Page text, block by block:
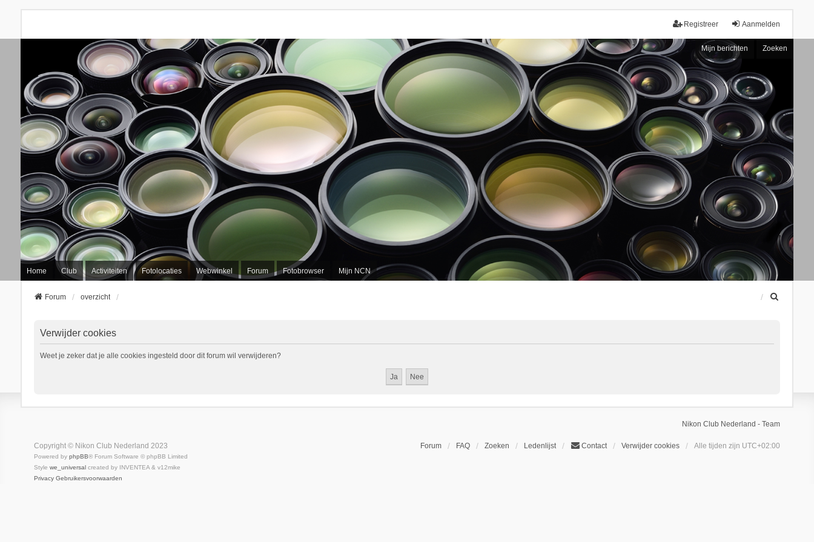
Aanmelden
Registreer
Mijn berichten Zoeken
Home Club Activiteiten Fotolocaties Webwinkel Forum Fotobrowser Mijn NCN
Forum overzicht
Verwijder cookies
Weet je zeker dat je alle cookies ingesteld door dit forum wil verwijderen?
Nikon Club Nederland - Team
Forum FAQ Zoeken Ledenlijst Contact Verwijder cookies Alle tijden zijn UTC+02:00
Copyright © Nikon Club Nederland 2023
Powered by phpBB® Forum Software © phpBB Limited
Style we_universalcreated by INVENTEA & v12mike
Privacy Gebruikersvoorwaarden